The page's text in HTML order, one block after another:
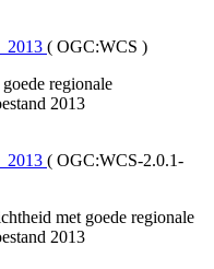
( OGC:WCS )
regionale
2013
( OGC:WCS-2.0.1-
met goede regionale
2013